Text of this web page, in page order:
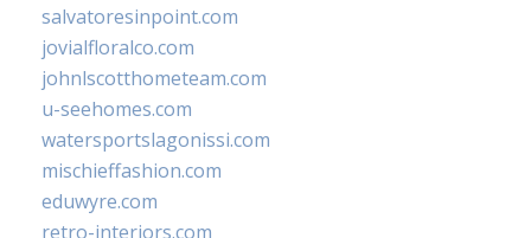
salvatoresinpoint.com
jovialfloralco.com
johnlscotthometeam.com
u-seehomes.com
watersportslagonissi.com
mischieffashion.com
eduwyre.com
retro-interiors.com